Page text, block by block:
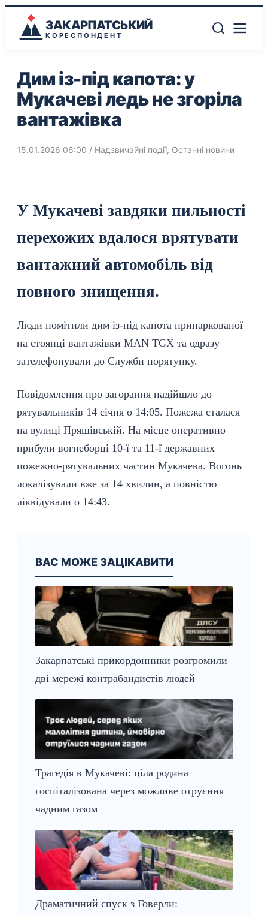
ЗАКАРПАТСЬКИЙ
КОРЕСПОНДЕНТ
Дим із-під капота: у
Мукачеві ледь не згоріла
вантажівка
15.01.2026 06:00 / Надзвичайні події, Останні новини
У Мукачеві завдяки пильності
перехожих вдалося врятувати
вантажний автомобіль від
повного знищення.
Люди помітили дим із-під капота припаркованої
на стоянці вантажівки MAN TGX та одразу
зателефонували до Служби порятунку.
Повідомлення про загорання надійшло до
рятувальників 14 січня о 14:05. Пожежа сталася
на вулиці Пряшівській. На місце оперативно
прибули вогнеборці 10-ї та 11-ї державних
пожежно-рятувальних частин Мукачева. Вогонь
локалізували вже за 14 хвилин, а повністю
ліквідували о 14:43.
ВАС МОЖЕ ЗАЦІКАВИТИ
Закарпатські прикордонники розгромили
дві мережі контрабандистів людей
Трагедія в Мукачеві: ціла родина
госпіталізована через можливе отруєння
чадним газом
Драматичний спуск з Говерли: